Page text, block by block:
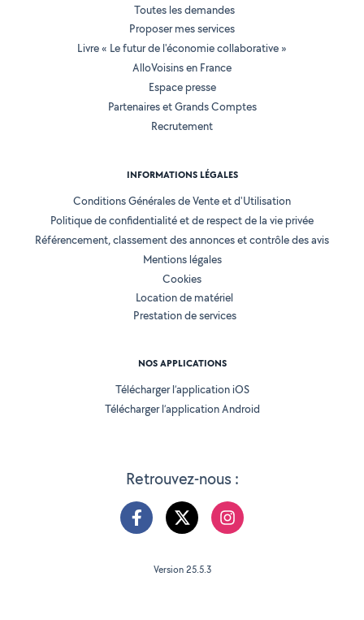
Retrouvez-nous :
Toutes les demandes
Proposer mes services
Livre « Le futur de l'économie collaborative »
AlloVoisins en France
Espace presse
Partenaires et Grands Comptes
Recrutement
INFORMATIONS LÉGALES
Conditions Générales de Vente et d'Utilisation
Politique de confidentialité et de respect de la vie privée
Référencement, classement des annonces et contrôle des avis
Mentions légales
Cookies
Location de matériel
Prestation de services
NOS APPLICATIONS
Télécharger l’application iOS
Télécharger l’application Android
Version 25.5.3